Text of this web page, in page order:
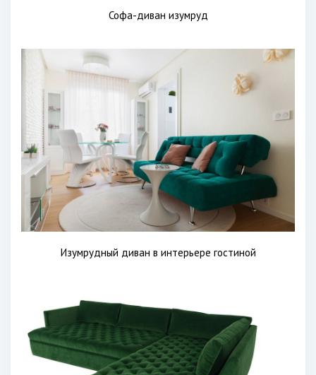
Софа-диван изумруд
Изумрудный диван в интерьере гостиной